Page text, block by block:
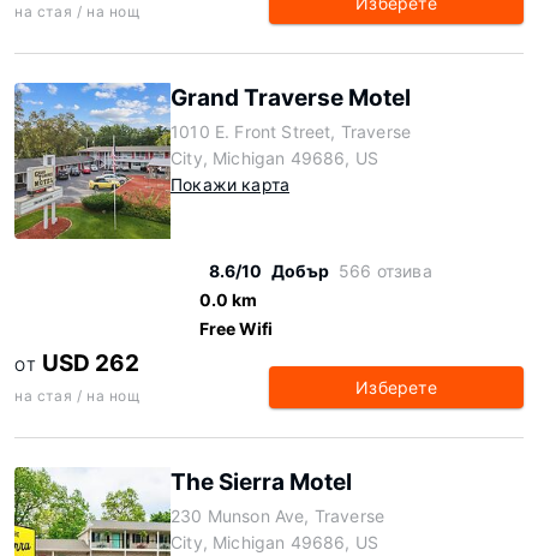
на стая / на нощ
Grand Traverse Motel
1010 E. Front Street, Traverse
City, Michigan 49686, US
Покажи карта
8.6/10 Добър 566 отзива
0.0 km
Free Wifi
ОТ USD 262
на стая / на нощ Изберете
The Sierra Motel
230 Munson Ave, Traverse
City, Michigan 49686, US